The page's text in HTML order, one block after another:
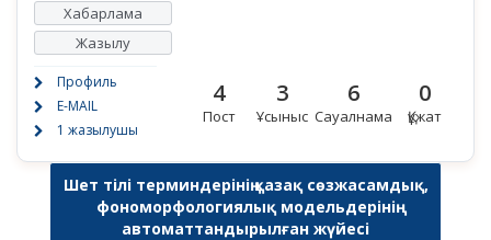
Хабарлама
Жазылу
Профиль
E-MAIL
1 жазылушы
4
Пост
3
Ұсыныс
6
Сауалнама
0
Құжат
Шет тілі терминдерінің қазақ сөзжасамдық,
фономорфологиялық модельдерінің
автоматтандырылған жүйесі